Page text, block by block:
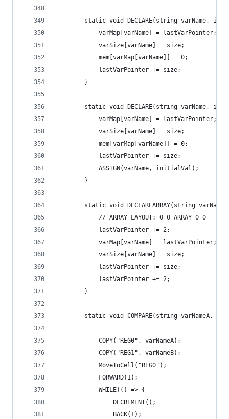
static void DECLARE(string varName, int
            varMap[varName] = lastVarPointer;
            varSize[varName] = size;
            mem[varMap[varName]] = 0;
            lastVarPointer += size;
        }
static void DECLARE(string varName, int
            varMap[varName] = lastVarPointer;
            varSize[varName] = size;
            mem[varMap[varName]] = 0;
            lastVarPointer += size;
            ASSIGN(varName, initialVal);
        }
static void DECLAREARRAY(string
            // ARRAY LAYOUT: 0 0 ARRAY 0 0
            lastVarPointer += 2;
            varMap[varName] = lastVarPointer;
            varSize[varName] = size;
            lastVarPointer += size;
            lastVarPointer += 2;
        }
static void COMPARE(string varNameA,
            COPY("REG0", varNameA);
            COPY("REG1", varNameB);
            MoveToCell("REG0");
            FORWARD(1);
            WHILE(() => {
                DECREMENT();
                BACK(1);